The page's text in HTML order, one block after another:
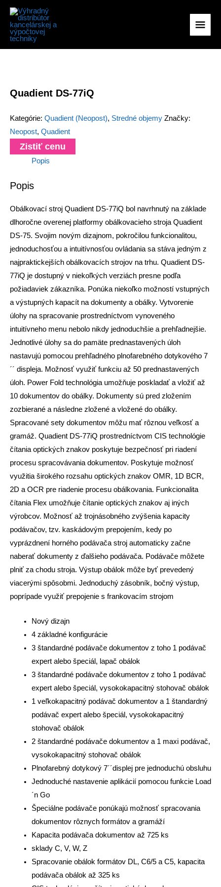
Preskočiť
obsah
Quadient DS-77iQ
Kategórie: Quadient (Neopost), Stredné objemy Značky:
Neopost, Quadient
Zistiť cenu
Popis
Popis
Obálkovací stroj Quadient DS-77iQ bol navrhnutý na základe
dlhoročne overenej platformy obálkovacieho stroja Quadient
DS-75. Svojim novým dizajnom, pokročilou funkcionalitou,
jednoduchosťou a intuitívnosťou ovládania sa stáva jedným z
najpraktickejších obálkovacích strojov na trhu. Quadient DS-
77iQ je dostupný v niekoľkých verziách presne podľa
požiadaviek zákazníka. Ponúka niekoľko možností vstupných
a výstupných kapacít na dokumenty a obálky. Vytvorenie
úlohy na spracovanie prostredníctvom vynoveného
intuitívneho menu nebolo nikdy jednoduchšie a prehľadnejšie.
Jednotlivé úlohy sa do pamäte prednastavených úloh
nastavujú pomocou prehľadného plnofarebného dotykového 7
´´ displeja. Možnosť využiť funkciu až 50 prednastavených
úloh. Power Fold technológia umožňuje poskladať a vložiť až
10 dokumentov do obálky. Dokumenty sú pred zložením
zozbierané a následne zložené a vložené do obálky.
Spracované sety dokumentov môžu mať rôznou veľkosť a
gramáž. Quadient DS-77iQ prostredníctvom CIS technológie
čítania optických znakov poskytuje bezpečnosť pri riadení
procesu spracovávania dokumentov. Poskytuje možnosť
využitia širokého rozsahu optických znakov OMR, 1D BCR,
2D a OCR pre riadenie procesu obálkovania. Funkcionalita
čítania Flex umožňuje čítanie optických znakov aj iných
výrobcov. Možnosť až trojnásobného zvýšenia kapacity
podávačov, tzv. kaskádovým prepojením, kedy po
vyprázdnení horného podávača stroj automaticky začne
naberať dokumenty z ďalšieho podávača. Podávače môžete
plniť za chodu stroja. Výstup obálok môže byť prevedený
viacerými spôsobmi. Jednoduchý zásobník, bočný výstup,
poprípade využiť prepojenie s frankovacím strojom
Nový dizajn
4 základné konfigurácie
3 štandardné podávače dokumentov z toho 1 podávač
expert alebo špeciál, lapač obálok
3 štandardné podávače dokumentov z toho 1 podávač
expert alebo špeciál, vysokokapacitný stohovač obálok
1 veľkokapacitný podávač dokumentov a 1 štandardný
podávač expert alebo špeciál, vysokokapacitný
stohovač obálok
2 štandardné podávače dokumentov a 1 maxi podávač,
vysokokapacitný stohovač obálok
Plnofarebný dotykový 7´´displej pre jednoduchú obsluhu
Jednoduché nastavenie aplikácií pomocou funkcie Load
´n Go
Špeciálne podávače ponúkajú možnosť spracovania
dokumentov rôznych formátov a gramáží
Kapacita podávača dokumentov až 725 ks
sklady C, V, W, Z
Spracovanie obálok formátov DL, C6/5 a C5, kapacita
podávača obálok až 325 ks